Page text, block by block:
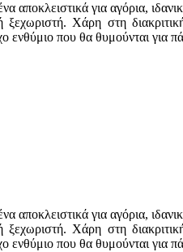
αποκλειστικά για αγόρια,
ξεχωριστή. Χάρη στη
ενθύμιο που θα θυμούνται για
αποκλειστικά για αγόρια,
ξεχωριστή. Χάρη στη
ενθύμιο που θα θυμούνται για